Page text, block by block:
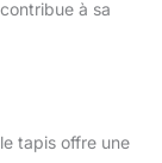
à sa
tapis offre une